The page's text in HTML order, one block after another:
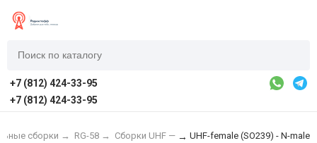
+7 (812) 424-33-95
+7 (812) 424-33-95
сборки → RG-58 → Сборки UHF — → UHF-female (SO239) - N-male